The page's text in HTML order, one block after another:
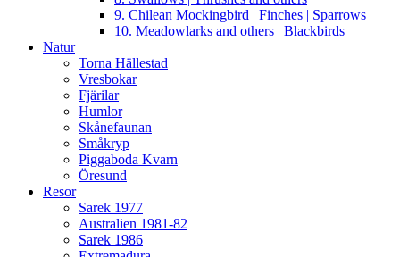
9. Chilean Mockingbird | Finches | Sparrows
10. Meadowlarks and others | Blackbirds
Natur
Torna Hällestad
Vresbokar
Fjärilar
Humlor
Skånefaunan
Småkryp
Piggaboda Kvarn
Öresund
Resor
Sarek 1977
Australien 1981-82
Sarek 1986